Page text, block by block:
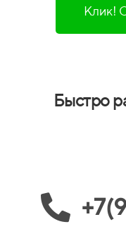
Клик!
Быстро